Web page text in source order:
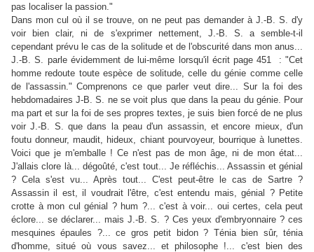
pas localiser la passion."
Dans mon cul où il se trouve, on ne peut pas demander à J.‑B. S. d'y
voir bien clair, ni de s'exprimer nettement, J.‑B. S. a semble-t-il
cependant prévu le cas de la solitude et de l'obscurité dans mon anus...
J.‑B. S. parle évidemment de lui-même lorsqu'il écrit page 451 : "Cet
homme redoute toute espèce de solitude, celle du génie comme celle
de l'assassin." Comprenons ce que parler veut dire... Sur la foi des
hebdomadaires J-B. S. ne se voit plus que dans la peau du génie. Pour
ma part et sur la foi de ses propres textes, je suis bien forcé de ne plus
voir J.‑B. S. que dans la peau d'un assassin, et encore mieux, d'un
foutu donneur, maudit, hideux, chiant pourvoyeur, bourrique à lunettes.
Voici que je m'emballe ! Ce n'est pas de mon âge, ni de mon état...
J'allais clore là... dégoûté, c'est tout... Je réfléchis... Assassin et génial
? Cela s'est vu... Après tout... C'est peut-être le cas de Sartre ?
Assassin il est, il voudrait l'être, c'est entendu mais, génial ? Petite
crotte à mon cul génial ? hum ?... c'est à voir... oui certes, cela peut
éclore... se déclarer... mais J.‑B. S. ? Ces yeux d'embryonnaire ? ces
mesquines épaules ?... ce gros petit bidon ? Ténia bien sûr, ténia
d'homme, situé où vous savez... et philosophe !... c'est bien des